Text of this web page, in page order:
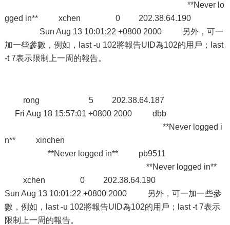
**Never lo
gged in** xchen 0 202.38.64.190
Sun Aug 13 10:01:22 +0800 2000 另外，可一
加一些參數，例如，last -u 102將報告UID為102的用戶；last
-t 7表示限制上一周的報告。
rong 5 202.38.64.187
Fri Aug 18 15:57:01 +0800 2000 dbb
**Never logged i
n** xinchen
**Never logged in** pb9511
**Never logged in**
xchen 0 202.38.64.190
Sun Aug 13 10:01:22 +0800 2000 另外，可一加一些參
數，例如，last -u 102將報告UID為102的用戶；last -t 7表示
限制上一周的報告。